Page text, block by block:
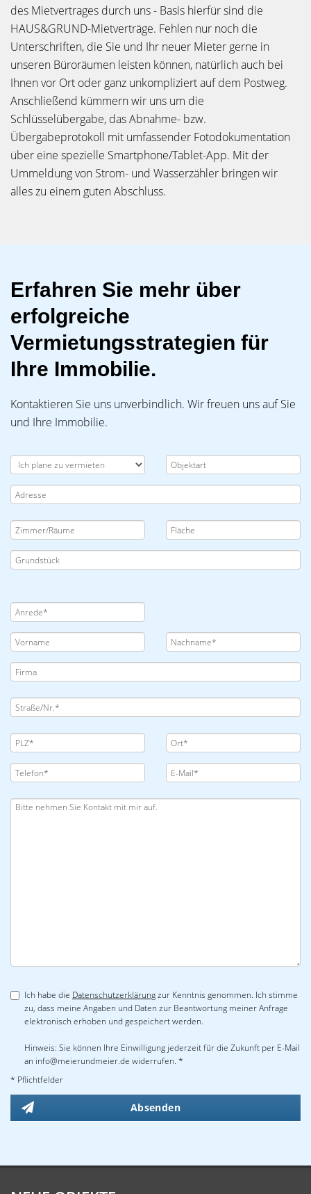
des Mietvertrages durch uns - Basis hierfür sind die
HAUS&GRUND-Mietverträge. Fehlen nur noch die
Unterschriften, die Sie und Ihr neuer Mieter gerne in
unseren Büroräumen leisten können, natürlich auch bei
Ihnen vor Ort oder ganz unkompliziert auf dem Postweg.
Anschließend kümmern wir uns um die
Schlüsselübergabe, das Abnahme- bzw.
Übergabeprotokoll mit umfassender Fotodokumentation
über eine spezielle Smartphone/Tablet-App. Mit der
Ummeldung von Strom- und Wasserzähler bringen wir
alles zu einem guten Abschluss.
Erfahren Sie mehr über
erfolgreiche
Vermietungsstrategien für
Ihre Immobilie.
Kontaktieren Sie uns unverbindlich. Wir freuen uns auf Sie
und Ihre Immobilie.
Ich habe die Datenschutzerklärungzur Kenntnis genommen. Ich stimme
zu, dass meine Angaben und Daten zur Beantwortung meiner Anfrage
elektronisch erhoben und gespeichert werden.
Hinweis: Sie können Ihre Einwilligung jederzeit für die Zukunft per E-Mail
an info@meierundmeier.de widerrufen. *
* Pflichtfelder
Absenden